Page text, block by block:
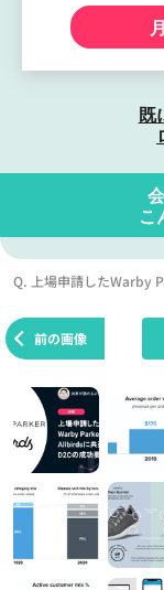
既
こ
Q. 上場申請したWarby
前の画像